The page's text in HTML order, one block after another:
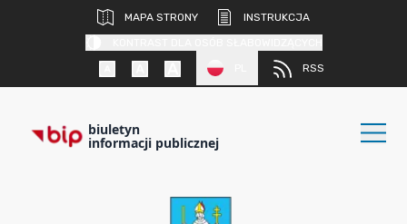
MAPA STRONY
INSTRUKCJA
RSS
biuletyn
informacji publicznej